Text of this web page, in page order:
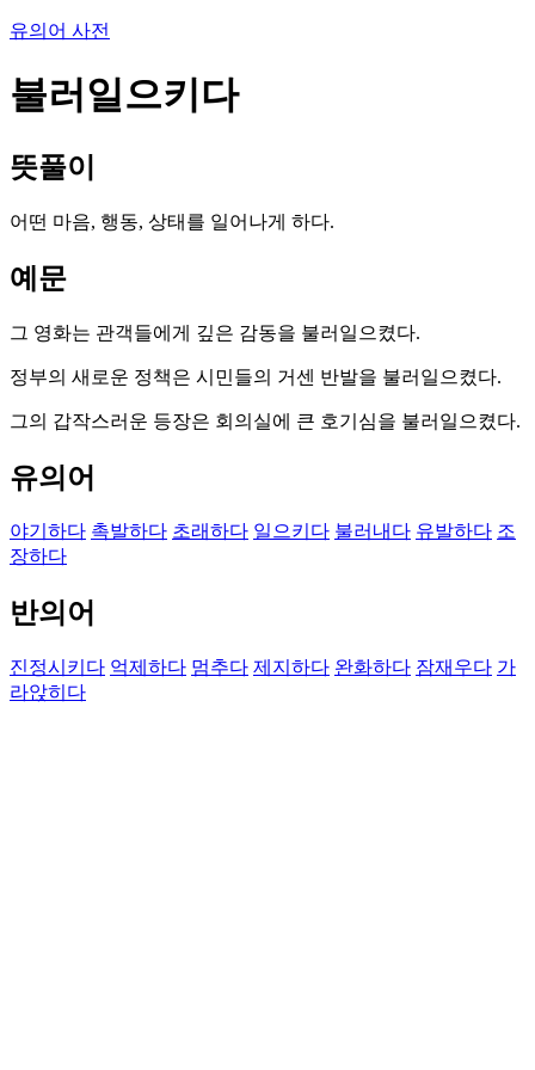
유의어 사전
불러일으키다
뜻풀이
어떤 마음, 행동, 상태를 일어나게 하다.
예문
그 영화는 관객들에게 깊은 감동을 불러일으켰다.
정부의 새로운 정책은 시민들의 거센 반발을 불러일으켰다.
그의 갑작스러운 등장은 회의실에 큰 호기심을 불러일으켰다.
유의어
야기하다 촉발하다 초래하다 일으키다 불러내다 유발하다 조
장하다
반의어
진정시키다 억제하다 멈추다 제지하다 완화하다 잠재우다 가
라앉히다